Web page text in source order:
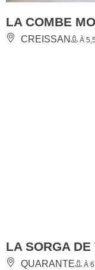
LA COMBE
CREISSAN À
LA SORGA DE
QUARANTE À